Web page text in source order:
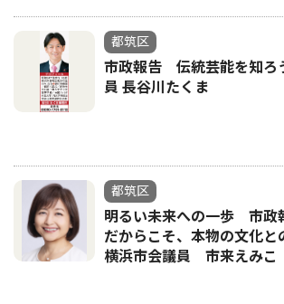
都筑区
市政報告 伝統芸能を知
員 長谷川たくま
都筑区
明るい未来への一歩 市
だからこそ、本物の文化
横浜市会議員 市来えみこ